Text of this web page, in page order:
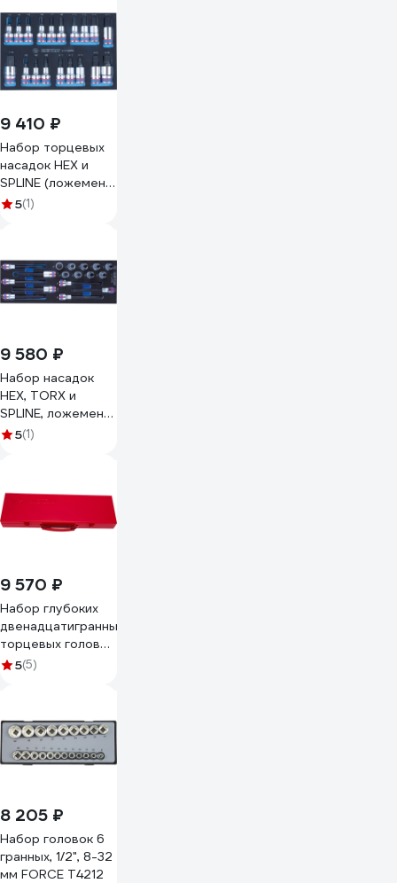
GAAT2202
9 410 ₽
Набор торцевых
насадок HEX и
SPLINE (ложемент,
19 предметов)
5(1)
9 580 ₽
Набор насадок
HEX, TORX и
SPLINE, ложемент,
17шт KING TONY
5(1)
9 570 ₽
Набор глубоких
двенадцатигранных
торцевых головок
1/2", 10-32мм, 15шт
5(5)
8 205 ₽
Набор головок 6
гранных, 1/2", 8-32
мм FORCE T4212